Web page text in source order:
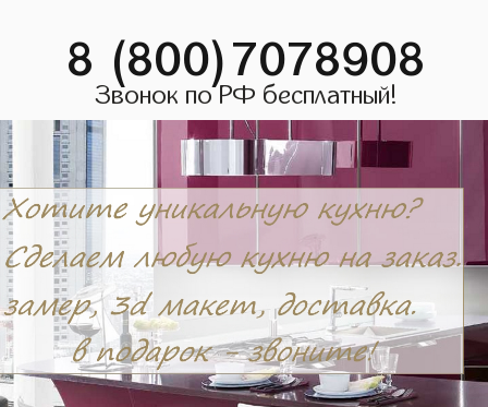
8 (800)7078908
Звонок по РФ бесплатный!